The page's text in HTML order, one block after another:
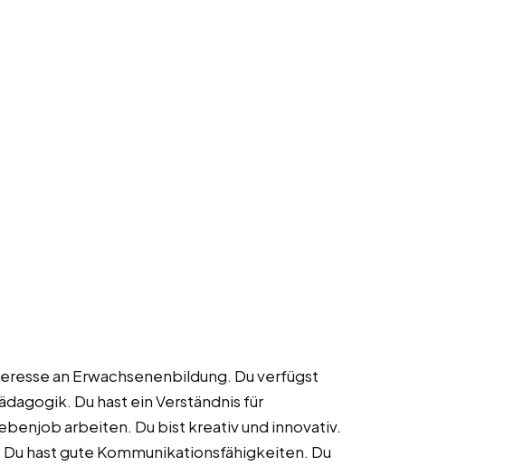
an Erwachsenenbildung. Du verfügst
Du hast ein Verständnis für
arbeiten. Du bist kreativ und innovativ.
hast gute Kommunikationsfähigkeiten. Du